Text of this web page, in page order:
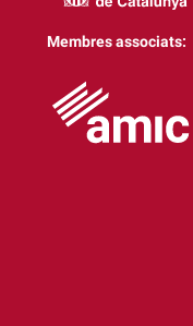
Membres associats: